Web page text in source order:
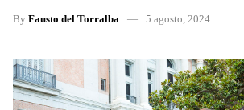
By Fausto del Torralba 5 agosto, 2024